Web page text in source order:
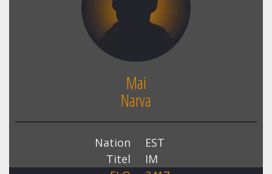
Mai
Narva
Nation
EST
Titel
IM